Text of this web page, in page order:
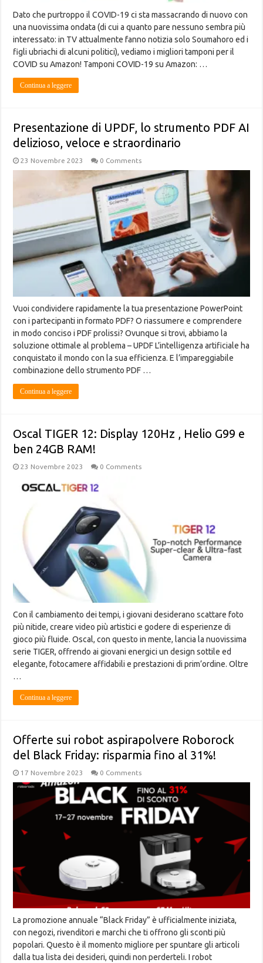
Dato che purtroppo il COVID-19 ci sta massacrando di nuovo con
una nuovissima ondata (di cui a quanto pare nessuno sembra più
interessato: in TV attualmente fanno notizia solo Soumahoro ed i
figli ubriachi di alcuni politici), vediamo i migliori tamponi per il
COVID su Amazon! Tamponi COVID-19 su Amazon: …
Continua a leggere
Presentazione di UPDF, lo strumento PDF AI
delizioso, veloce e straordinario
23 Novembre 2023 0 Comments
Vuoi condividere rapidamente la tua presentazione PowerPoint
con i partecipanti in formato PDF? O riassumere e comprendere
in modo conciso i PDF prolissi? Ovunque si trovi, abbiamo la
soluzione ottimale al problema – UPDF L’intelligenza artificiale ha
conquistato il mondo con la sua efficienza. E l’impareggiabile
combinazione dello strumento PDF …
Continua a leggere
Oscal TIGER 12: Display 120Hz , Helio G99 e
ben 24GB RAM!
23 Novembre 2023 0 Comments
Con il cambiamento dei tempi, i giovani desiderano scattare foto
più nitide, creare video più artistici e godere di esperienze di
gioco più fluide. Oscal, con questo in mente, lancia la nuovissima
serie TIGER, offrendo ai giovani energici un design sottile ed
elegante, fotocamere affidabili e prestazioni di prim’ordine. Oltre
…
Continua a leggere
Offerte sui robot aspirapolvere Roborock
del Black Friday: risparmia fino al 31%!
17 Novembre 2023 0 Comments
La promozione annuale “Black Friday” è ufficialmente iniziata,
con negozi, rivenditori e marchi che ti offrono gli sconti più
popolari. Questo è il momento migliore per spuntare gli articoli
dalla tua lista dei desideri, quindi non perderteli. I robot